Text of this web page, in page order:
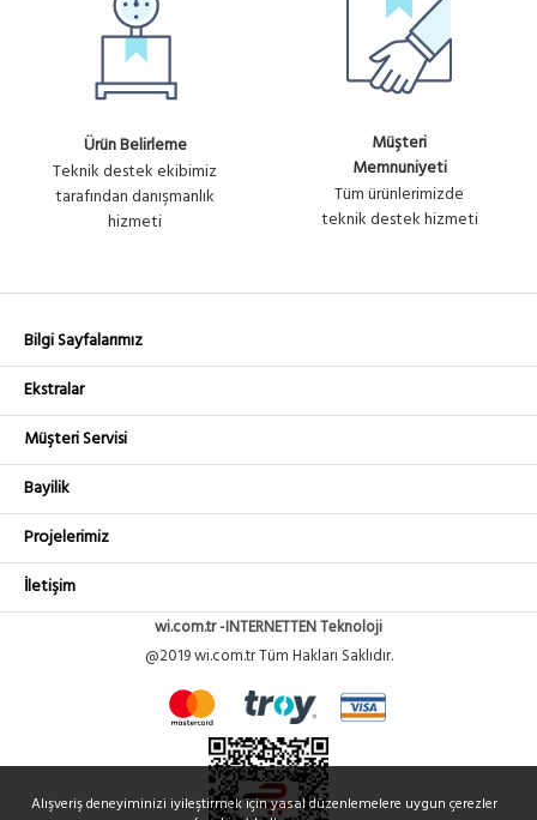
Ürün Belirleme
Teknik destek ekibimiz
tarafından danışmanlık
hizmeti
Müşteri
Memnuniyeti
Tüm ürünlerimizde
teknik destek hizmeti
Bilgi Sayfalarımız
Ekstralar
Müşteri Servisi
Bayilik
Projelerimiz
İletişim
wi.com.tr -INTERNETTEN Teknoloji
@2019 wi.com.tr Tüm Hakları Saklıdır.
Alışveriş deneyiminizi iyileştirmek için yasal düzenlemelere uygun çerezler